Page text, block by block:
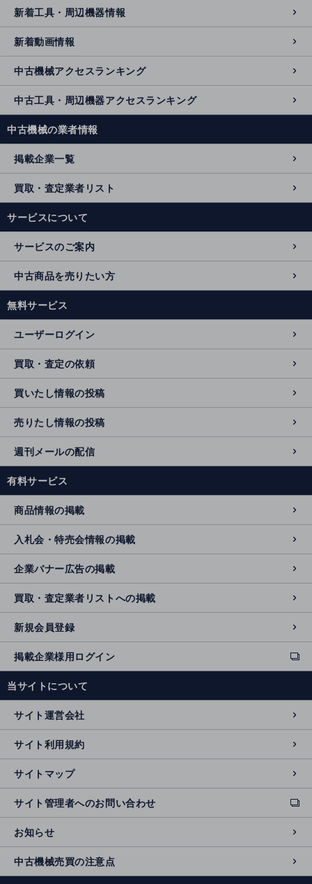
新着工具・周辺機器情報
新着動画情報
中古機械アクセスランキング
中古工具・周辺機器アクセスランキング
中古機械の業者情報
掲載企業一覧
買取・査定業者リスト
サービスについて
サービスのご案内
中古商品を売りたい方
無料サービス
ユーザーログイン
買取・査定の依頼
買いたし情報の投稿
売りたし情報の投稿
週刊メールの配信
有料サービス
商品情報の掲載
入札会・特売会情報の掲載
企業バナー広告の掲載
買取・査定業者リストへの掲載
新規会員登録
掲載企業様用ログイン
ext
e
n
al
si
t
e
当サイトについて
サイト運営会社
サイト利用規約
サイトマップ
サイト管理者へのお問い合わせ
ext
e
r
n
al
si
お知らせ
中古機械売買の注意点